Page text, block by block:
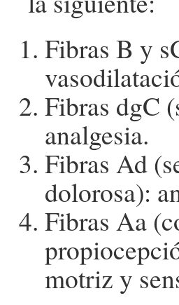
Fibras B y
Fibras dgC
analgesia.
Fibras Ad
dolorosa):
Fibras Aa
motriz y